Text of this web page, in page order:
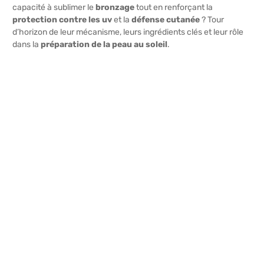
capacité à sublimer le bronzagetout en renforçant la
protection contre les uvet la défense cutanée? Tour
d’horizon de leur mécanisme, leurs ingrédients clés et leur rôle
dans la préparation de la peau au soleil.